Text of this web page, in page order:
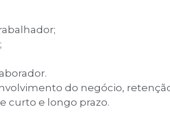
do negócio,
curto e longo prazo.